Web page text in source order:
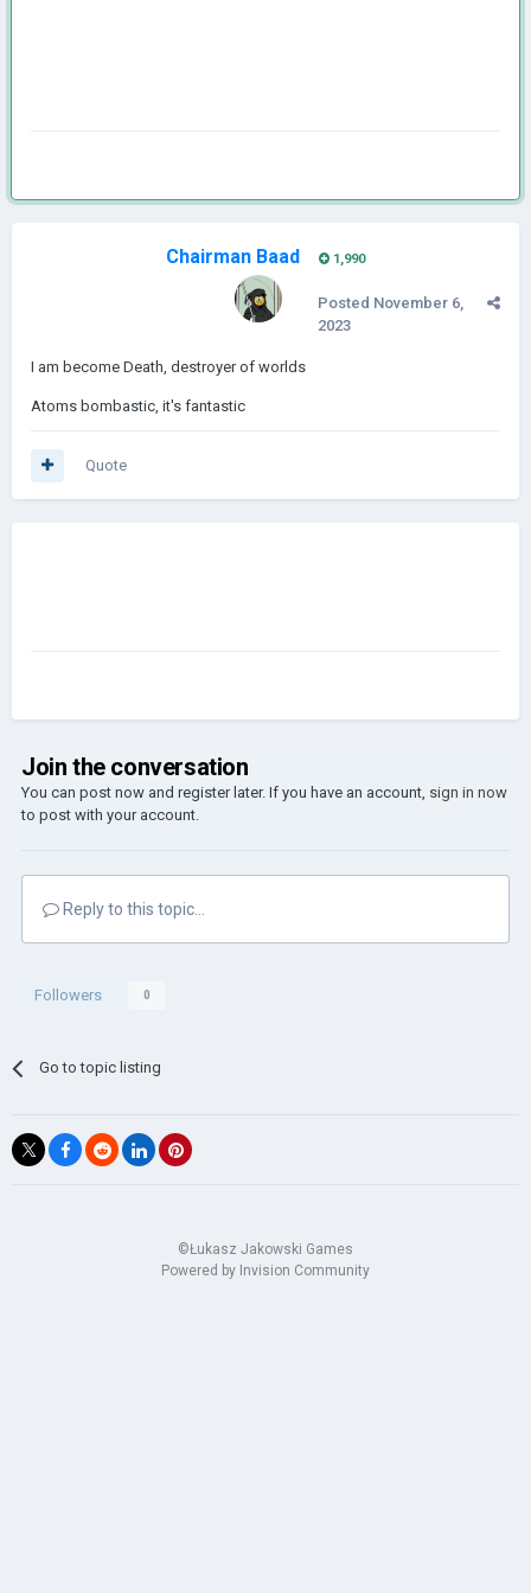
Chairman Baad 1,990
Posted November 6,
2023
I am become Death, destroyer of worlds
Atoms bombastic, it's fantastic
Quote
Join the conversation
You can post now and register later. If you have an account, sign in now
to post with your account.
Reply to this topic...
Followers 0
Go to topic listing
©Łukasz Jakowski Games
Powered by Invision Community